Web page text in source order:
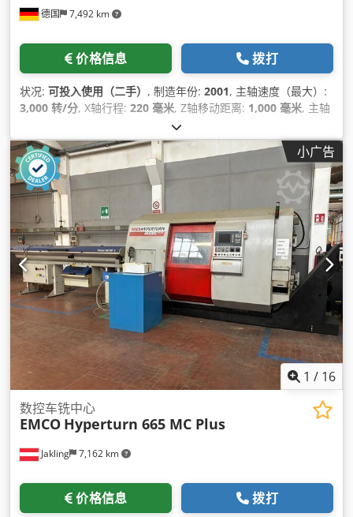
德国 7,492 km
价格信息 拨打
状况: 可投入使用（二手） , 制造年份: 2001, 主轴速度（最大）:
3,000 转/分, X轴行程: 220 毫米, Z轴移动距离: 1,000 毫米, 主轴
1,700 毫米
总重量:1,800 千克, 控制器制造商:FAGOR, 控制器型号:8055,
产品长度（最大）:2,670 毫米 , 轴数:2, 小广告
1 / 16
Jakling 7,162 km
数控车铣中心
EMCO Hyperturn 665 MC Plus
价格信息 拨打